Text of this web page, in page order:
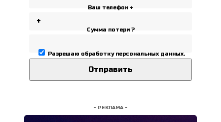
Ваш телефон +
Сумма потери ?
Разрешаю обработку персональных данных.
- РЕКЛАМА -